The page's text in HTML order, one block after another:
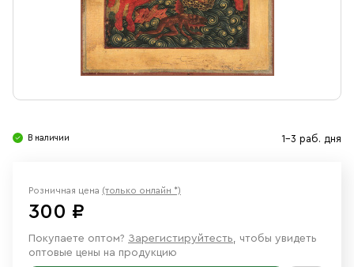
Ювелирные изделия
В наличии 1-3 раб. дня
Розничная цена (только онлайн *)
300 ₽
Покупаете оптом? Зарегистируйтесть, чтобы увидеть
оптовые цены на продукцию